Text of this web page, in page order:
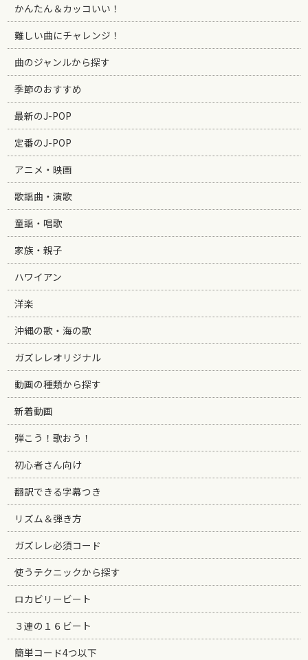
かんたん＆カッコいい！
難しい曲にチャレンジ！
曲のジャンルから探す
季節のおすすめ
最新のJ-POP
定番のJ-POP
アニメ・映画
歌謡曲・演歌
童謡・唱歌
家族・親子
ハワイアン
洋楽
沖縄の歌・海の歌
ガズレレオリジナル
動画の種類から探す
新着動画
弾こう！歌おう！
初心者さん向け
翻訳できる字幕つき
リズム＆弾き方
ガズレレ必須コード
使うテクニックから探す
ロカビリービート
３連の１６ビート
簡単コード4つ以下